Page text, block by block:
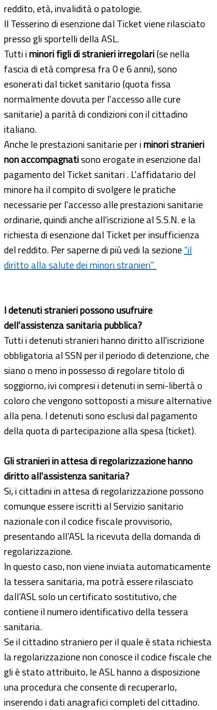
reddito, età, invalidità o patologie.
Il Tesserino di esenzione dal Ticket viene rilasciato
presso gli sportelli della ASL.
Tutti iminori figli di stranieri irregolari(se nella
fascia di età compresa fra 0 e 6 anni), sono
esonerati dal ticket sanitario (quota fissa
normalmente dovuta per l'accesso alle cure
sanitarie) a parità di condizioni con il cittadino
italiano.
Anche le prestazioni sanitarie per iminori stranieri
non accompagnatisono erogate in esenzione dal
pagamento del Ticket sanitari . L'affidatario del
minore ha il compito di svolgere le pratiche
necessarie per l'accesso alle prestazioni sanitarie
ordinarie, quindi anche all'iscrizione al S.S.N. e la
richiesta di esenzione dal Ticket per insufficienza
del reddito. Per saperne di più vedi la sezione“il
diritto alla salute dei minori stranieri”
I detenuti stranieri possono usufruire
dell'assistenza sanitaria pubblica?
Tutti i detenuti stranieri hanno diritto all'iscrizione
obbligatoria al SSN per il periodo di detenzione, che
siano o meno in possesso di regolare titolo di
soggiorno, ivi compresi i detenuti in semi-libertà o
coloro che vengono sottoposti a misure alternative
alla pena. I detenuti sono esclusi dal pagamento
della quota di partecipazione alla spesa (ticket).
Gli stranieri in attesa di regolarizzazione hanno
diritto all'assistenza sanitaria?
Si, i cittadini in attesa di regolarizzazione possono
comunque essere iscritti al Servizio sanitario
nazionale con il codice fiscale provvisorio,
presentando all’ASL la ricevuta della domanda di
regolarizzazione.
In questo caso, non viene inviata automaticamente
la tessera sanitaria, ma potrà essere rilasciato
dall’ASL solo un certificato sostitutivo, che
contiene il numero identificativo della tessera
sanitaria.
Se il cittadino straniero per il quale è stata richiesta
la regolarizzazione non conosce il codice fiscale che
gli è stato attribuito, le ASL hanno a disposizione
una procedura che consente di recuperarlo,
inserendo i dati anagrafici completi del cittadino.